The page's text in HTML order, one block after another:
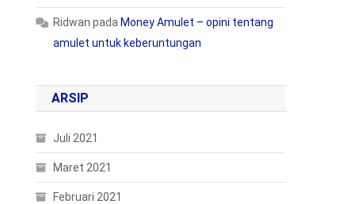
Ridwan pada Money Amulet – opini tentang
amulet untuk keberuntungan
ARSIP
Juli 2021
Maret 2021
Februari 2021